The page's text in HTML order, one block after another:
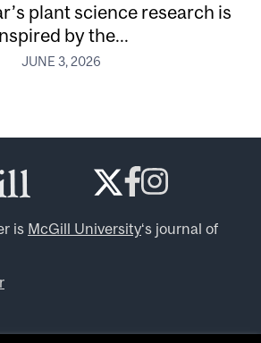
plant science research is
by the...
JUNE 3, 2026
is McGill University‘s journal of